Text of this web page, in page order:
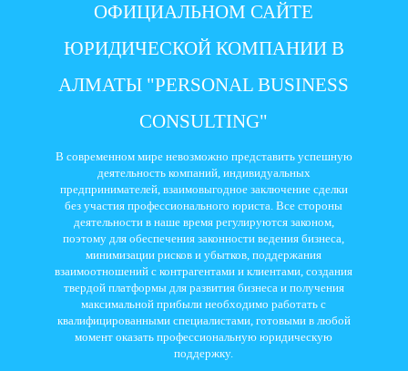
ОФИЦИАЛЬНОМ САЙТЕ
ЮРИДИЧЕСКОЙ КОМПАНИИ В
АЛМАТЫ "PERSONAL BUSINESS
CONSULTING"
В современном мире невозможно представить успешную
деятельность компаний, индивидуальных
предпринимателей, взаимовыгодное заключение сделки
без участия профессионального юриста. Все стороны
деятельности в наше время регулируются законом,
поэтому для обеспечения законности ведения бизнеса,
минимизации рисков и убытков, поддержания
взаимоотношений с контрагентами и клиентами, создания
твердой платформы для развития бизнеса и получения
максимальной прибыли необходимо работать с
квалифицированными специалистами, готовыми в любой
момент оказать профессиональную юридическую
поддержку.